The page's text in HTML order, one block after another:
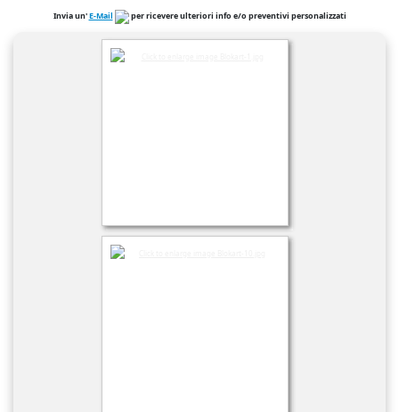
Invia un'E-Mail per ricevere ulteriori info e/o preventivi personalizzati